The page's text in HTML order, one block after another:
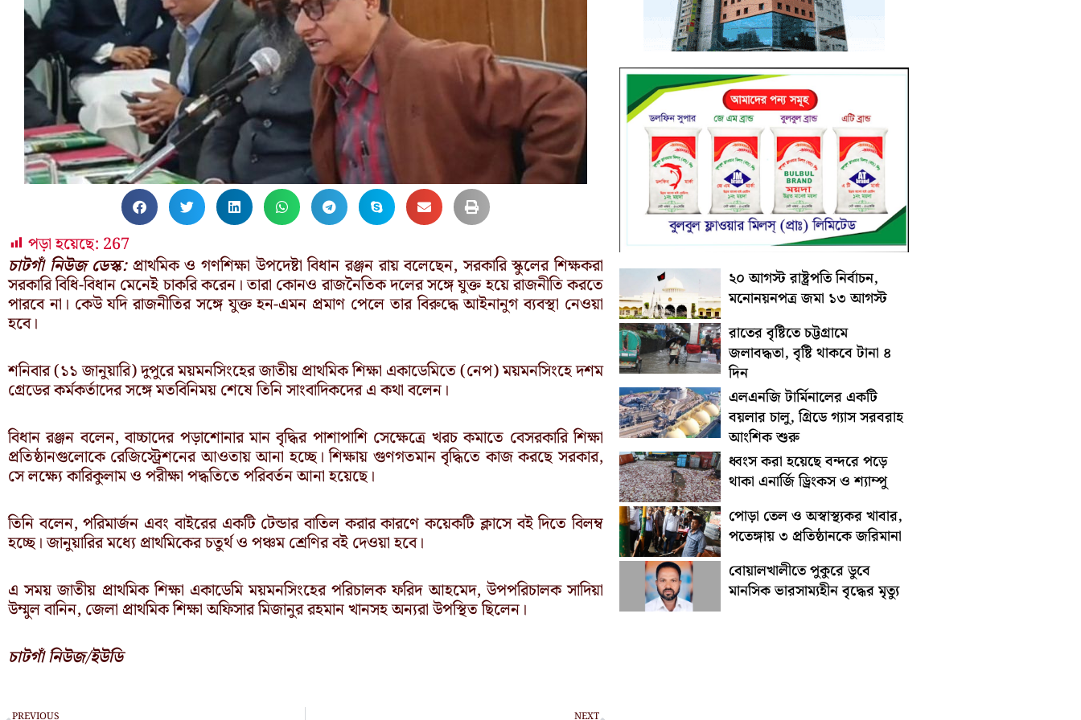
পড়া হয়েছে: 267
চাটগাঁ নিউজ ডেস্ক: প্রাথমিক ও গণশিক্ষা উপদেষ্টা বিধান রঞ্জন রায় বলেছেন, সরকারি স্কুলের শিক্ষকরা
সরকারি বিধি-বিধান মেনেই চাকরি করেন। তারা কোনও রাজনৈতিক দলের সঙ্গে যুক্ত হয়ে রাজনীতি করতে
পারবে না। কেউ যদি রাজনীতির সঙ্গে যুক্ত হন-এমন প্রমাণ পেলে তার বিরুদ্ধে আইনানুগ ব্যবস্থা নেওয়া
হবে।
শনিবার (১১ জানুয়ারি) দুপুরে ময়মনসিংহের জাতীয় প্রাথমিক শিক্ষা একাডেমিতে (নেপ) ময়মনসিংহে দশম
গ্রেডের কর্মকর্তাদের সঙ্গে মতবিনিময় শেষে তিনি সাংবাদিকদের এ কথা বলেন।
বিধান রঞ্জন বলেন, বাচ্চাদের পড়াশোনার মান বৃদ্ধির পাশাপাশি সেক্ষেত্রে খরচ কমাতে বেসরকারি শিক্ষা
প্রতিষ্ঠানগুলোকে রেজিস্ট্রেশনের আওতায় আনা হচ্ছে। শিক্ষায় গুণগতমান বৃদ্ধিতে কাজ করছে সরকার,
সে লক্ষ্যে কারিকুলাম ও পরীক্ষা পদ্ধতিতে পরিবর্তন আনা হয়েছে।
তিনি বলেন, পরিমার্জন এবং বাইরের একটি টেন্ডার বাতিল করার কারণে কয়েকটি ক্লাসে বই দিতে বিলম্ব
হচ্ছে। জানুয়ারির মধ্যে প্রাথমিকের চতুর্থ ও পঞ্চম শ্রেণির বই দেওয়া হবে।
এ সময় জাতীয় প্রাথমিক শিক্ষা একাডেমি ময়মনসিংহের পরিচালক ফরিদ আহমেদ, উপপরিচালক সাদিয়া
উম্মুল বানিন, জেলা প্রাথমিক শিক্ষা অফিসার মিজানুর রহমান খানসহ অন্যরা উপস্থিত ছিলেন।
চাটগাঁ নিউজ/ইউডি
Prev
PREVIOUS NEXTNext
২০ আগস্ট রাষ্ট্রপতি নির্বাচন,
মনোনয়নপত্র জমা ১৩ আগস্ট
রাতের বৃষ্টিতে চট্টগ্রামে
জলাবদ্ধতা, বৃষ্টি থাকবে টানা ৪
দিন
এলএনজি টার্মিনালের একটি
বয়লার চালু, গ্রিডে গ্যাস সরবরাহ
আংশিক শুরু
ধ্বংস করা হয়েছে বন্দরে পড়ে
থাকা এনার্জি ড্রিংকস ও শ্যাম্পু
পোড়া তেল ও অস্বাস্থ্যকর খাবার,
পতেঙ্গায় ৩ প্রতিষ্ঠানকে জরিমানা
বোয়ালখালীতে পুকুরে ডুবে
মানসিক ভারসাম্যহীন বৃদ্ধের মৃত্যু